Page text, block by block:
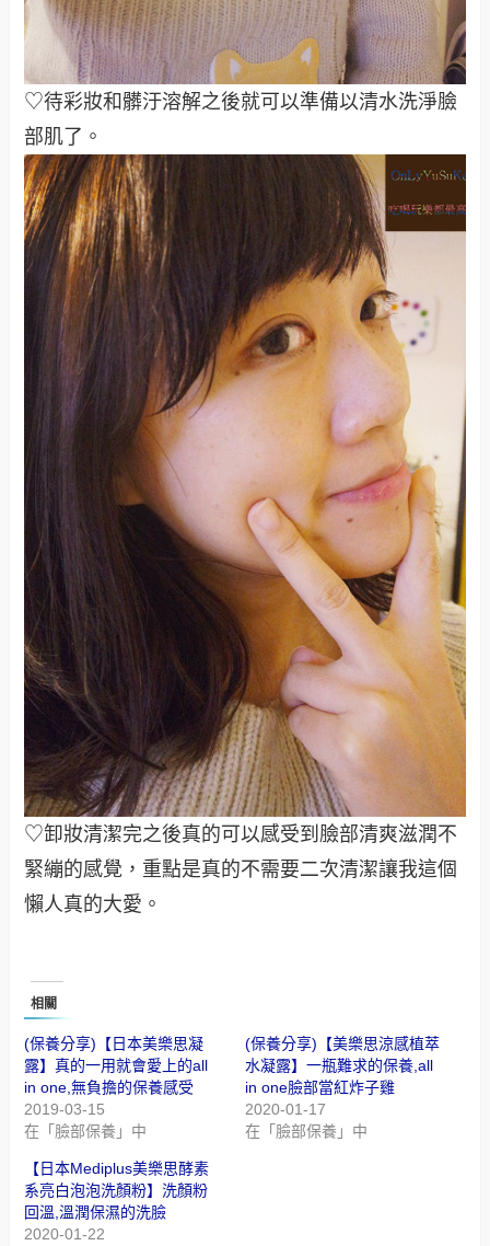
♡待彩妝和髒汙溶解之後就可以準備以清水洗淨臉
部肌了。
♡卸妝清潔完之後真的可以感受到臉部清爽滋潤不
緊繃的感覺，重點是真的不需要二次清潔讓我這個
懶人真的大愛。
相關
(保養分享)【日本美樂思凝
露】真的一用就會愛上的all
in one,無負擔的保養感受
2019-03-15
在「臉部保養」中
(保養分享)【美樂思涼感植萃
水凝露】一瓶難求的保養,all
in one臉部當紅炸子雞
2020-01-17
在「臉部保養」中
【日本Mediplus美樂思酵素
系亮白泡泡洗顏粉】洗顏粉
回溫,溫潤保濕的洗臉
2020-01-22